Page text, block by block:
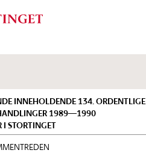
INNEHOLDENDE 134. ORDENTLIGE
1989—1990
STORTINGET